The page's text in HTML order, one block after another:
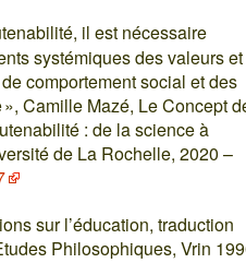
il est nécessaire
systémiques des valeurs
comportement social et des
Camille Mazé, Le Concept
: de la science à
de La Rochelle, 2020 –
sur l’éducation, traduction
Philosophiques, Vrin